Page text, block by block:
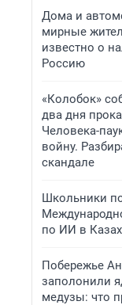
Дома и
мирные
известно о
Россию
«Колобок»
два дня
Человека-
войну.
скандале
Школьники
по ИИ в
Побережье
заполонили
медузы: что